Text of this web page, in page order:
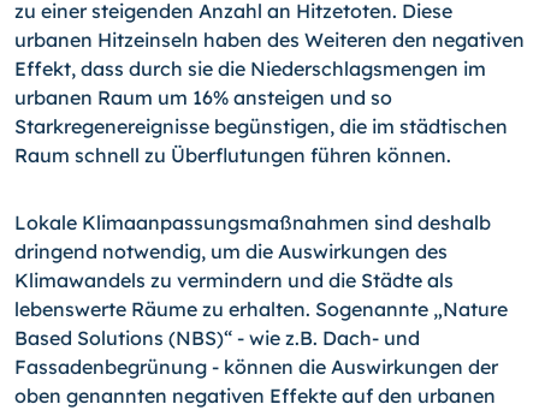
zu einer steigenden Anzahl an Hitzetoten. Diese
urbanen Hitzeinseln haben des Weiteren den negativen
Effekt, dass durch sie die Niederschlagsmengen im
urbanen Raum um 16% ansteigen und so
Starkregenereignisse begünstigen, die im städtischen
Raum schnell zu Überflutungen führen können.
Lokale Klimaanpassungsmaßnahmen sind deshalb
dringend notwendig, um die Auswirkungen des
Klimawandels zu vermindern und die Städte als
lebenswerte Räume zu erhalten. Sogenannte „Nature
Based Solutions (NBS)“ - wie z.B. Dach- und
Fassadenbegrünung - können die Auswirkungen der
oben genannten negativen Effekte auf den urbanen